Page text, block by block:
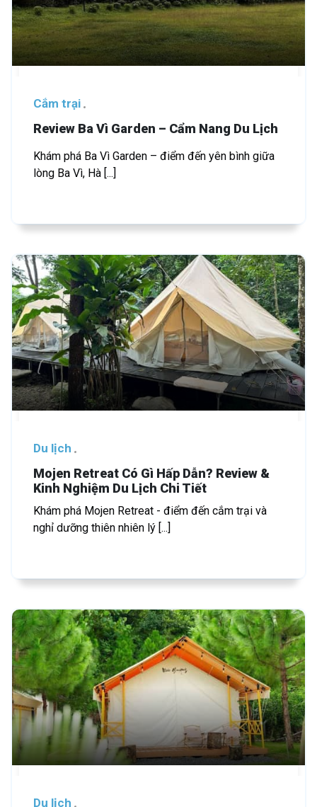
Cắm trại
Review Ba Vì Garden – Cẩm Nang Du Lịch
Khám phá Ba Vì Garden – điểm đến yên bình giữa
lòng Ba Vì, Hà [...]
Du lịch
Mojen Retreat Có Gì Hấp Dẫn? Review &
Kinh Nghiệm Du Lịch Chi Tiết
Khám phá Mojen Retreat - điểm đến cắm trại và
nghỉ dưỡng thiên nhiên lý [...]
Du lịch